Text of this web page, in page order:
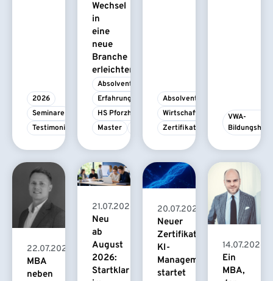
2026
Seminare
Testimonial
Wechsel
in
eine
neue
Branche
erleichtert
Absolvent/-in
Erfahrungsbericht
HS Pforzheim
Master
Absolvent/-in
Wirtschaftspsychologie
Zertifikatskurs
VWA-
Bildungshaus
22.07.2026
MBA
neben
21.07.2026
Neu
ab
August
2026:
Startklar
20.07.2026
Neuer
Zertifikatskurs
KI-
Management
startet
14.07.2026
Ein
MBA,